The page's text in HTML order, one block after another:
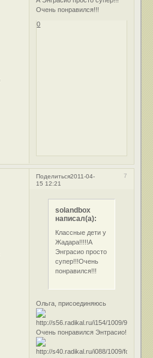
Очень понравился!!!
0
Поделиться 7
2011-04-
15 12:21
solandbox
написал(а):
Классные дети у
Жадара!!!!!А
Энграсио просто
супер!!!Очень
понравился!!!
Ольга, присоединяюсь
Очень понравился Энтрасио!